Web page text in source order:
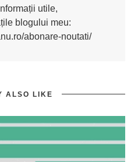
utile,
blogului meu:
abonare-noutati/
ALSO LIKE